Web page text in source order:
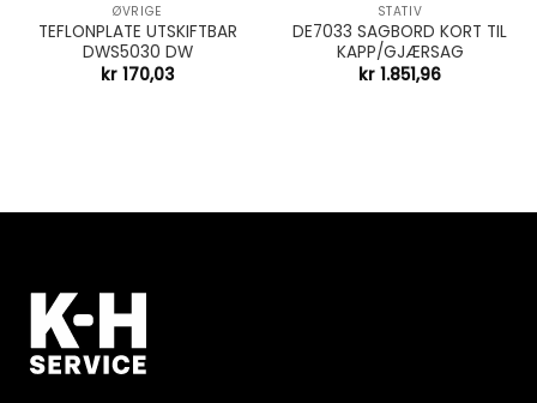
ØVRIGE
TEFLONPLATE UTSKIFTBAR
DWS5030 DW
kr170,03
STATIV
DE7033 SAGBORD KORT TIL
KAPP/GJÆRSAG
kr 1.851,96